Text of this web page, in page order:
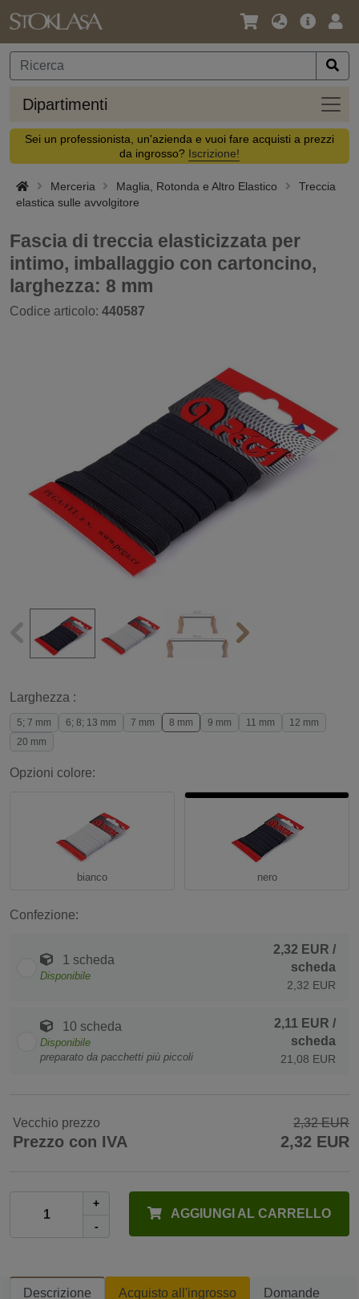
Lingua
Valuta
Offerta
Dipartimenti
Sei un professionista, un'azienda e vuoi fare acquisti a prezzi
da ingrosso? Iscrizione!
Merceria Maglia, Rotonda e Altro Elastico
Treccia
elastica sulle avvolgitore
Fascia di treccia elasticizzata per
intimo, imballaggio con cartoncino,
larghezza: 8 mm
Codice articolo: 440587
Larghezza :
5; 7 mm 6; 8; 13 mm 7 mm 8 mm 9 mm 11 mm
12 mm
20 mm
Opzioni colore:
bianco nero
Confezione:
1 scheda
Disponibile
2,32 EUR /
scheda
2,32 EUR
10 scheda
Disponibile
preparato da pacchetti più piccoli
2,11 EUR /
scheda
21,08 EUR
Vecchio prezzo 2,32 EUR
Prezzo con IVA 2,32 EUR
+
-
AGGIUNGI AL CARRELLO
Descrizione Acquisto all'ingrosso Domande